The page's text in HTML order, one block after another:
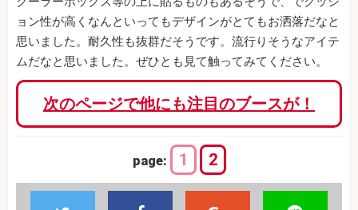
ョン性が高くなんといってもデザインがとてもお洒落だなと
思いました。耐久性も抜群だそうです。流行りそうなアイテ
ムだなと思いました。ぜひとも見て触ってみてください。
次のページで他にも注目のブースが！
page: 1 2